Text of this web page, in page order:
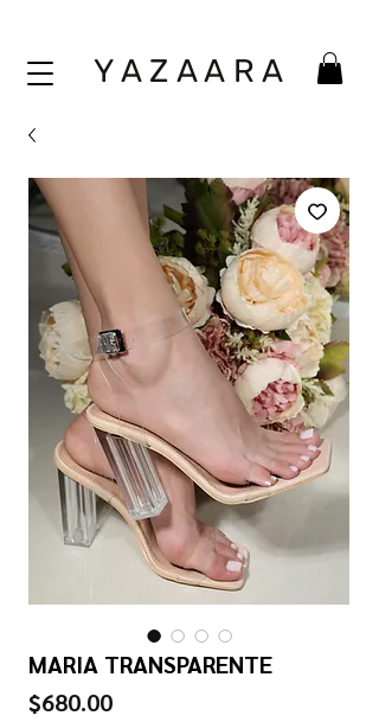
Y A Z A A R A
MARIA TRANSPARENTE
$680.00Precio